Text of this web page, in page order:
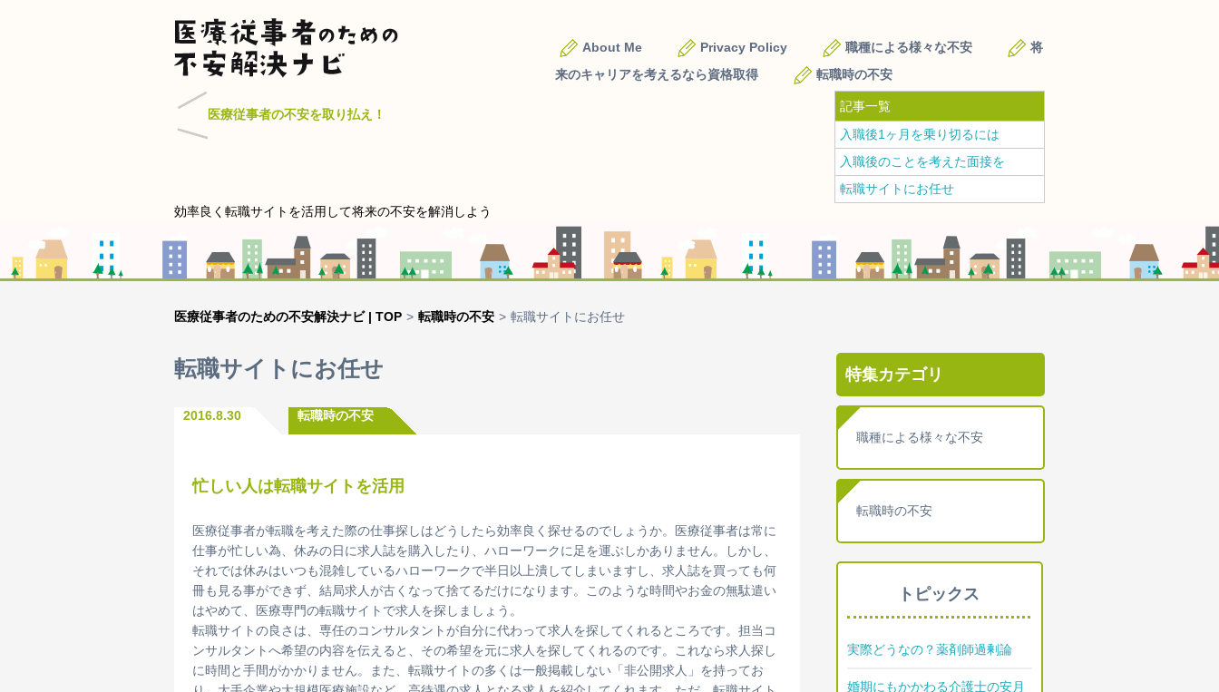
About Me Privacy Policy 職種による様々な不安
将
来のキャリアを考えるなら資格取得
転職時の不安
医療従事者の不安を取り払え！
記事一覧
入職後1ヶ月を乗り切るには
入職後のことを考えた面接を
転職サイトにお任せ
効率良く転職サイトを活用して将来の不安を解消しよう
医療従事者のための不安解決ナビ | TOP > 転職時の不安 > 転職サイトにお任せ
特集カテゴリ
職種による様々な不安
転職時の不安
トピックス
実際どうなの？薬剤師過剰論
婚期にもかかわる介護士の安月
転職サイトにお任せ
2016.8.30 転職時の不安
忙しい人は転職サイトを活用
医療従事者が転職を考えた際の仕事探しはどうしたら効率良く探せるのでしょうか。医療従事者は常に
仕事が忙しい為、休みの日に求人誌を購入したり、ハローワークに足を運ぶしかありません。しかし、
それでは休みはいつも混雑しているハローワークで半日以上潰してしまいますし、求人誌を買っても何
冊も見る事ができず、結局求人が古くなって捨てるだけになります。このような時間やお金の無駄遣い
はやめて、医療専門の転職サイトで求人を探しましょう。
転職サイトの良さは、専任のコンサルタントが自分に代わって求人を探してくれるところです。担当コ
ンサルタントへ希望の内容を伝えると、その希望を元に求人を探してくれるのです。これなら求人探し
に時間と手間がかかりません。また、転職サイトの多くは一般掲載しない「非公開求人」を持ってお